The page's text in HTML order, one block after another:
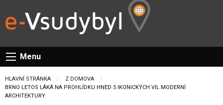
Menu
HLAVNÍ STRÁNKA
Z DOMOVA
CURRENT:
BRNO LETOS LÁKÁ NA PROHLÍDKU HNED 5 IKONICKÝCH VIL MODERNÍ
ARCHITEKTURY